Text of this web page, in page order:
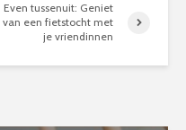
Even tussenuit: Geniet
van een fietstocht met
je vriendinnen